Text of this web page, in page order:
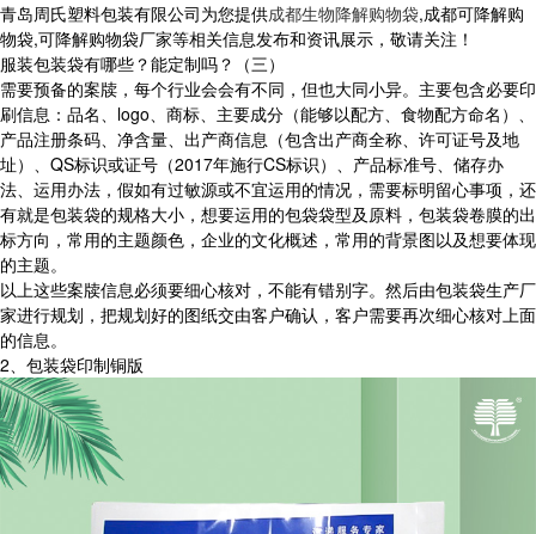
青岛周氏塑料包装有限公司为您提供成都生物降解购物袋,成都可降解购
物袋,可降解购物袋厂家等相关信息发布和资讯展示，敬请关注！
服装包装袋有哪些？能定制吗？（三）
需要预备的案牍，每个行业会会有不同，但也大同小异。主要包含必要印
刷信息：品名、logo、商标、主要成分（能够以配方、食物配方命名）、
产品注册条码、净含量、出产商信息（包含出产商全称、许可证号及地
址）、QS标识或证号（2017年施行CS标识）、产品标准号、储存办
法、运用办法，假如有过敏源或不宜运用的情况，需要标明留心事项，还
有就是包装袋的规格大小，想要运用的包袋袋型及原料，包装袋卷膜的出
标方向，常用的主题颜色，企业的文化概述，常用的背景图以及想要体现
的主题。
以上这些案牍信息必须要细心核对，不能有错别字。然后由包装袋生产厂
家进行规划，把规划好的图纸交由客户确认，客户需要再次细心核对上面
的信息。
2、包装袋印制铜版